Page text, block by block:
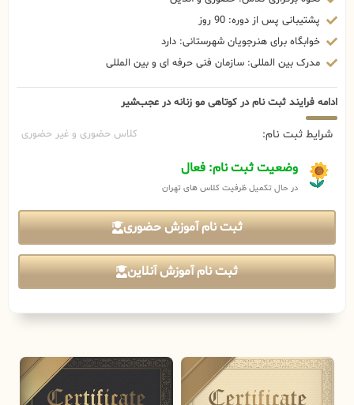
پشتیبانی پس از دوره: 90 روز
خوابگاه برای هنرجویان شهرستانی: دارد
مدرک بین المللی: سازمان فنی حرفه ای و بین المللی
ادامه فرایند ثبت نام در کوتاهی مو زنانه در عجب‌شیر
شرایط ثبت نام: کلاس حضوری و غیر حضوری
وضعیت ثبت نام: فعال
در حال تکمیل ظرفیت کلاس های تهران
ثبت نام آموزش حضوری
ثبت نام آموزش آنلاین